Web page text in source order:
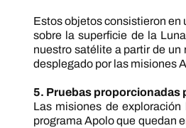
Estos objetos consistieron
sobre la superficie de la
nuestro satélite a partir de
desplegado por las misiones
5. Pruebas proporcionadas
Las misiones de
programa Apolo que quedan